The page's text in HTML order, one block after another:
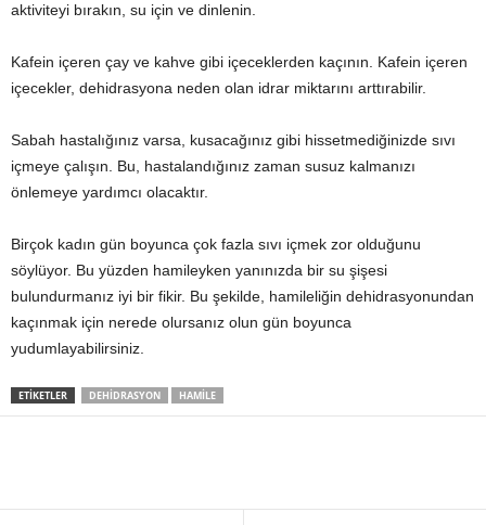
aktiviteyi bırakın, su için ve dinlenin.
Kafein içeren çay ve kahve gibi içeceklerden kaçının. Kafein içeren
içecekler, dehidrasyona neden olan idrar miktarını arttırabilir.
Sabah hastalığınız varsa, kusacağınız gibi hissetmediğinizde sıvı
içmeye çalışın. Bu, hastalandığınız zaman susuz kalmanızı
önlemeye yardımcı olacaktır.
Birçok kadın gün boyunca çok fazla sıvı içmek zor olduğunu
söylüyor. Bu yüzden hamileyken yanınızda bir su şişesi
bulundurmanız iyi bir fikir. Bu şekilde, hamileliğin dehidrasyonundan
kaçınmak için nerede olursanız olun gün boyunca
yudumlayabilirsiniz.
ETIKETLER DEHIDRASYON HAMILE